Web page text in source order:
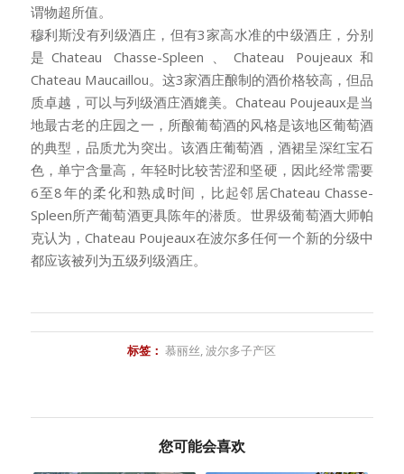
谓物超所值。
穆利斯没有列级酒庄，但有3家高水准的中级酒庄，分别
是Chateau Chasse-Spleen、Chateau Poujeaux和
Chateau Maucaillou。这3家酒庄酿制的酒价格较高，但品
质卓越，可以与列级酒庄酒媲美。Chateau Poujeaux是当
地最古老的庄园之一，所酿葡萄酒的风格是该地区葡萄酒
的典型，品质尤为突出。该酒庄葡萄酒，酒裙呈深红宝石
色，单宁含量高，年轻时比较苦涩和坚硬，因此经常需要
6至8年的柔化和熟成时间，比起邻居Chateau Chasse-
Spleen所产葡萄酒更具陈年的潜质。世界级葡萄酒大师帕
克认为，Chateau Poujeaux在波尔多任何一个新的分级中
都应该被列为五级列级酒庄。
标签： 慕丽丝,波尔多子产区
您可能会喜欢